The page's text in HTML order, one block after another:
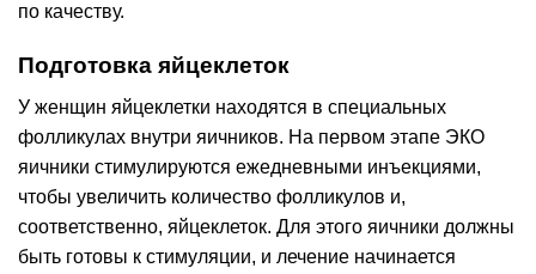
по качеству.
Подготовка яйцеклеток
У женщин яйцеклетки находятся в специальных
фолликулах внутри яичников. На первом этапе ЭКО
яичники стимулируются ежедневными инъекциями,
чтобы увеличить количество фолликулов и,
соответственно, яйцеклеток. Для этого яичники должны
быть готовы к стимуляции, и лечение начинается